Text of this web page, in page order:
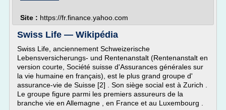
Site : https://fr.finance.yahoo.com
Swiss Life — Wikipédia
Swiss Life, anciennement Schweizerische
Lebensversicherungs- und Rentenanstalt (Rentenanstalt en
version courte, Société suisse d'Assurances générales sur
la vie humaine en français), est le plus grand groupe d'
assurance-vie de Suisse [2] . Son siège social est à Zurich .
Le groupe figure parmi les premiers assureurs de la
branche vie en Allemagne , en France et au Luxembourg .